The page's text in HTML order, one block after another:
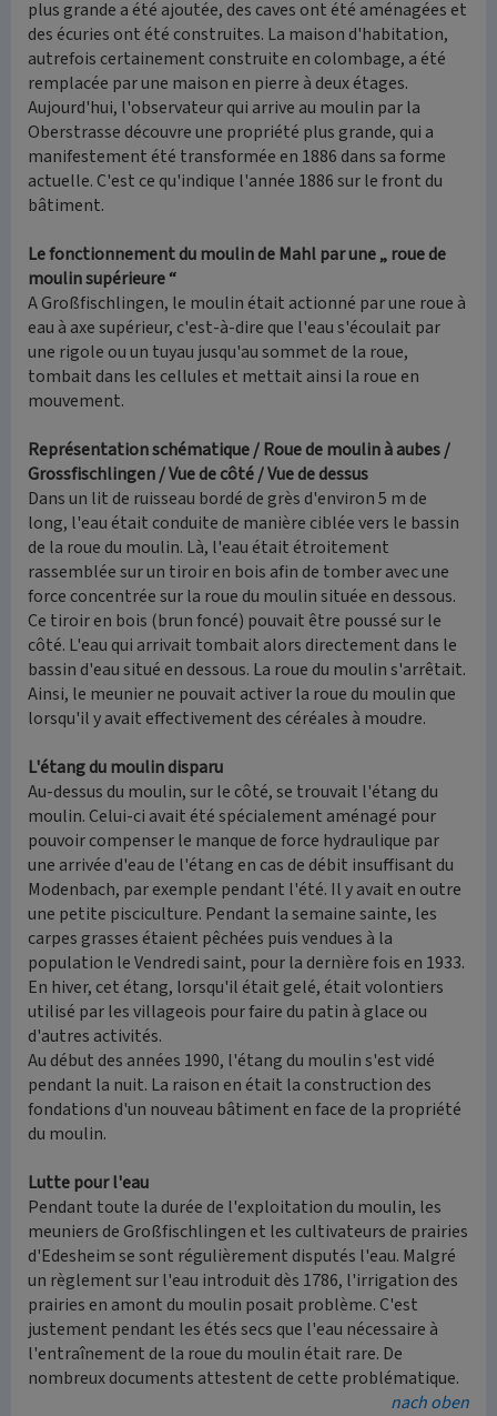
plus grande a été ajoutée, des caves ont été aménagées et
des écuries ont été construites. La maison d'habitation,
autrefois certainement construite en colombage, a été
remplacée par une maison en pierre à deux étages.
Aujourd'hui, l'observateur qui arrive au moulin par la
Oberstrasse découvre une propriété plus grande, qui a
manifestement été transformée en 1886 dans sa forme
actuelle. C'est ce qu'indique l'année 1886 sur le front du
bâtiment.
Le fonctionnement du moulin de Mahl par une „ roue de
moulin supérieure “
A Großfischlingen, le moulin était actionné par une roue à
eau à axe supérieur, c'est-à-dire que l'eau s'écoulait par
une rigole ou un tuyau jusqu'au sommet de la roue,
tombait dans les cellules et mettait ainsi la roue en
mouvement.
Représentation schématique / Roue de moulin à aubes /
Grossfischlingen / Vue de côté / Vue de dessus
Dans un lit de ruisseau bordé de grès d'environ 5 m de
long, l'eau était conduite de manière ciblée vers le bassin
de la roue du moulin. Là, l'eau était étroitement
rassemblée sur un tiroir en bois afin de tomber avec une
force concentrée sur la roue du moulin située en dessous.
Ce tiroir en bois (brun foncé) pouvait être poussé sur le
côté. L'eau qui arrivait tombait alors directement dans le
bassin d'eau situé en dessous. La roue du moulin s'arrêtait.
Ainsi, le meunier ne pouvait activer la roue du moulin que
lorsqu'il y avait effectivement des céréales à moudre.
L'étang du moulin disparu
Au-dessus du moulin, sur le côté, se trouvait l'étang du
moulin. Celui-ci avait été spécialement aménagé pour
pouvoir compenser le manque de force hydraulique par
une arrivée d'eau de l'étang en cas de débit insuffisant du
Modenbach, par exemple pendant l'été. Il y avait en outre
une petite pisciculture. Pendant la semaine sainte, les
carpes grasses étaient pêchées puis vendues à la
population le Vendredi saint, pour la dernière fois en 1933.
En hiver, cet étang, lorsqu'il était gelé, était volontiers
utilisé par les villageois pour faire du patin à glace ou
d'autres activités.
Au début des années 1990, l'étang du moulin s'est vidé
pendant la nuit. La raison en était la construction des
fondations d'un nouveau bâtiment en face de la propriété
du moulin.
Lutte pour l'eau
Pendant toute la durée de l'exploitation du moulin, les
meuniers de Großfischlingen et les cultivateurs de prairies
d'Edesheim se sont régulièrement disputés l'eau. Malgré
un règlement sur l'eau introduit dès 1786, l'irrigation des
prairies en amont du moulin posait problème. C'est
justement pendant les étés secs que l'eau nécessaire à
l'entraînement de la roue du moulin était rare. De
nombreux documents attestent de cette problématique.
nach oben